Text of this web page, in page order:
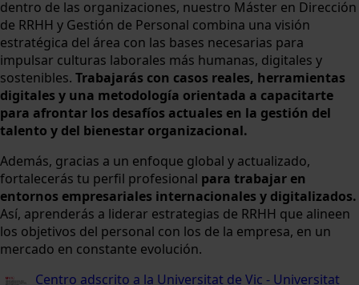
dentro de las organizaciones, nuestro Máster en Dirección
de RRHH y Gestión de Personal combina una visión
estratégica del área con las bases necesarias para
impulsar culturas laborales más humanas, digitales y
sostenibles. Trabajarás con casos reales, herramientas
digitales y una metodología orientada a capacitarte
para afrontar los desafíos actuales en la gestión del
talento y del bienestar organizacional.
Además, gracias a un enfoque global y actualizado,
fortalecerás tu perfil profesional para trabajar en
entornos empresariales internacionales y digitalizados.
Así, aprenderás a liderar estrategias de RRHH que alineen
los objetivos del personal con los de la empresa, en un
mercado en constante evolución.
Centro adscrito a la Universitat de Vic - Universitat